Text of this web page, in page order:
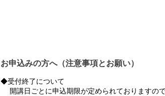
お申込みの方へ（注意事項とお願い）
◆受付終了について
開講日ごとに申込期限が定められておりますの